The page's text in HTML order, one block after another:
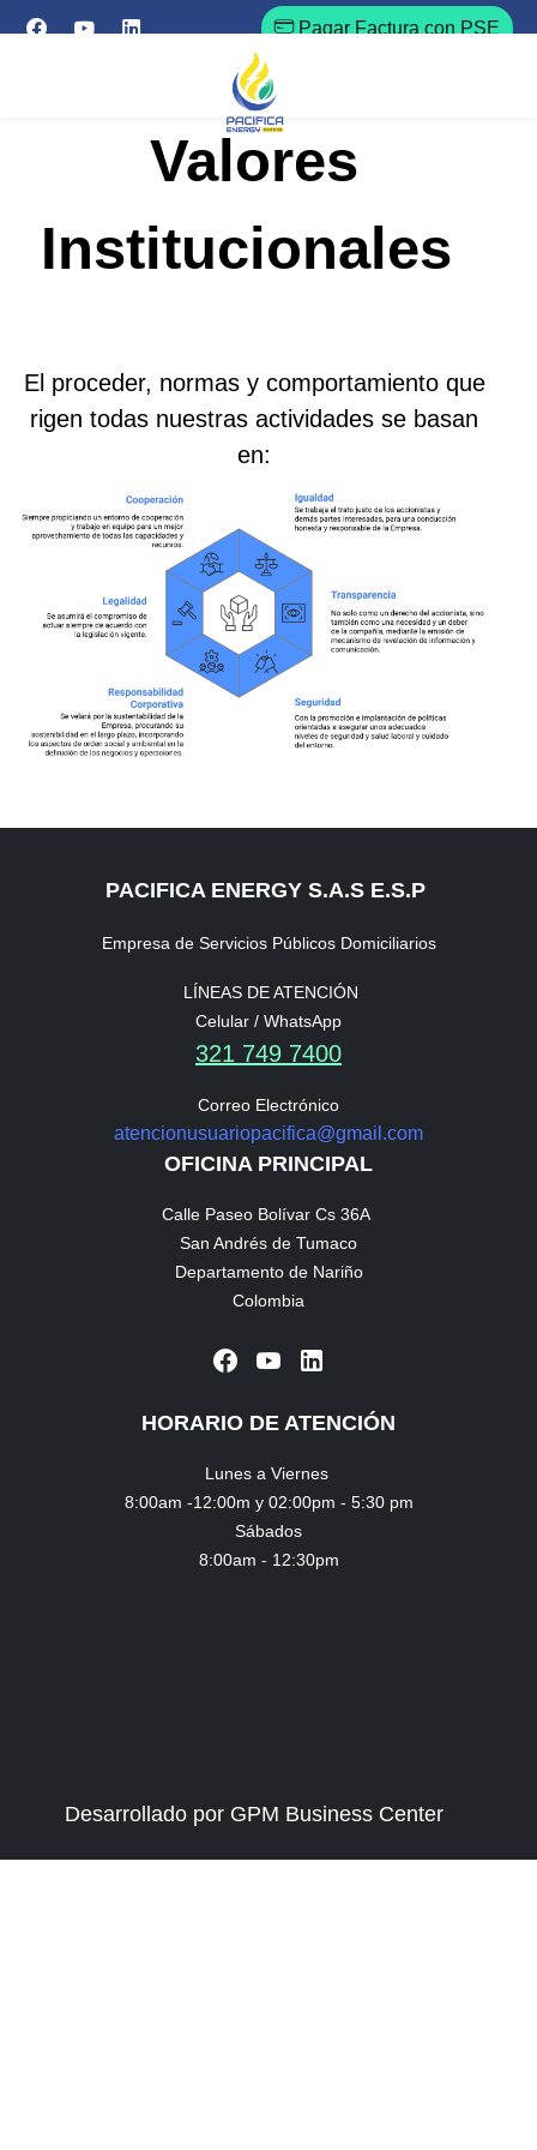
Pagar Factura con PSE
Valores
Institucionales
El proceder, normas y comportamiento que
rigen todas nuestras actividades se basan
en:
PACIFICA ENERGY S.A.S E.S.P
Empresa de Servicios Públicos Domiciliarios
LÍNEAS DE ATENCIÓN
Celular / WhatsApp
321 749 7400
Correo Electrónico
atencionusuariopacifica@gmail.com
OFICINA PRINCIPAL
Calle Paseo Bolívar Cs 36A
San Andrés de Tumaco
Departamento de Nariño
Colombia
HORARIO DE ATENCIÓN
Lunes a Viernes
8:00am -12:00m y 02:00pm - 5:30 pm
Sábados
8:00am - 12:30pm
Desarrollado por GPM Business Center